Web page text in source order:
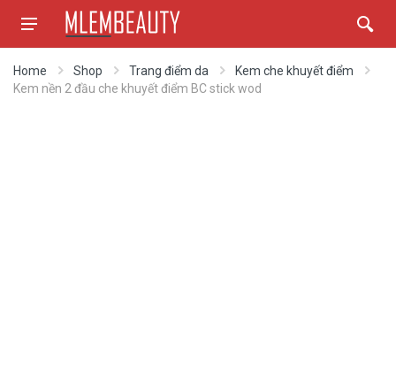
Home Shop Trang điểm da
Kem che khuyết điểm
Kem nền 2 đầu che khuyết điểm BC stick wod